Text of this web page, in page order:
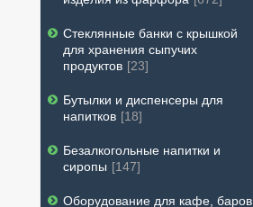
Стеклянные банки с крышкой
для хранения сыпучих
продуктов 23
Бутылки и диспенсеры для
напитков
18
Безалкогольные напитки и
сиропы
147
Оборудование для кафе, баров